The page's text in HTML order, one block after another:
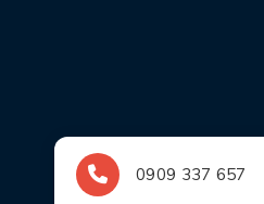
0909 337 657